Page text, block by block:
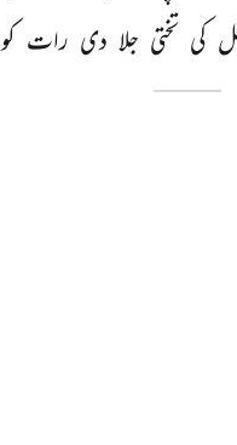
کی تختی جلا دی رات کو